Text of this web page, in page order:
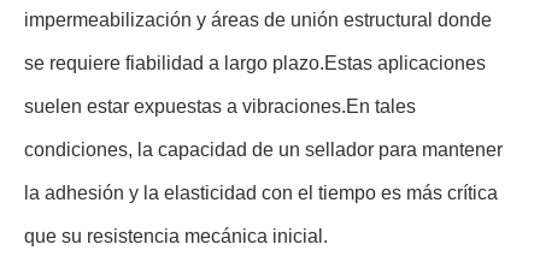
impermeabilización y áreas de unión estructural donde
se requiere fiabilidad a largo plazo.Estas aplicaciones
suelen estar expuestas a vibraciones.En tales
condiciones, la capacidad de un sellador para mantener
la adhesión y la elasticidad con el tiempo es más crítica
que su resistencia mecánica inicial.